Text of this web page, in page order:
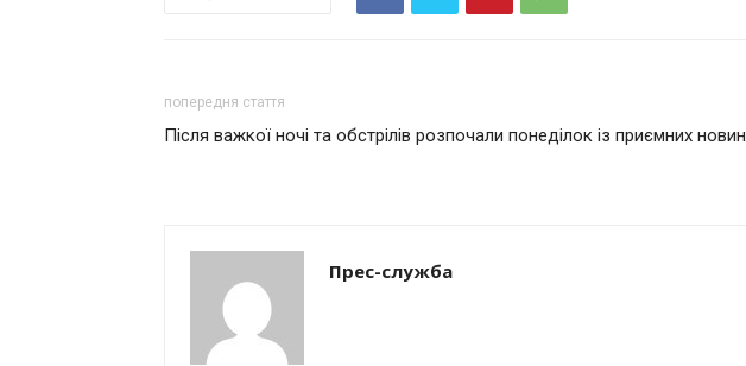
попередня стаття
Після важкої ночі та обстрілів розпочали понеділок із приємних новин
Прес-служба